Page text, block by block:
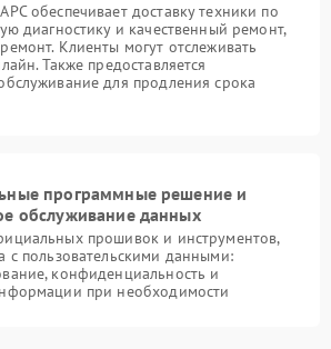
обеспечивает доставку техники по
диагностику и качественный ремонт,
Клиенты могут отслеживать
Также предоставляется
для продления срока
программные решение и
обслуживание данных
прошивок и инструментов,
с пользовательскими данными:
конфиденциальность и
при необходимости